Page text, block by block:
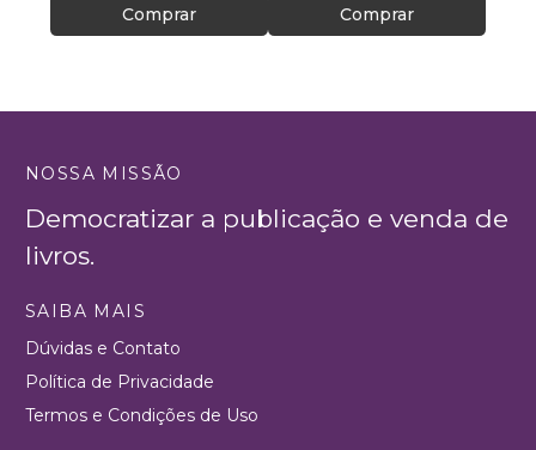
Comprar Comprar
NOSSA MISSÃO
Democratizar a publicação e venda de
livros.
SAIBA MAIS
Dúvidas e Contato
Política de Privacidade
Termos e Condições de Uso